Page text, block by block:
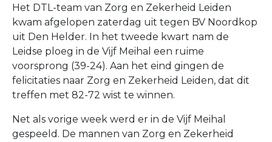
Het DTL-team van Zorg en Zekerheid Leiden
kwam afgelopen zaterdag uit tegen BV Noordkop
uit Den Helder. In het tweede kwart nam de
Leidse ploeg in de Vijf Meihal een ruime
voorsprong (39-24). Aan het eind gingen de
felicitaties naar Zorg en Zekerheid Leiden, dat dit
treffen met 82-72 wist te winnen.
Net als vorige week werd er in de Vijf Meihal
gespeeld. De mannen van Zorg en Zekerheid